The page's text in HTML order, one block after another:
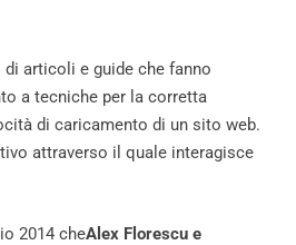
articoli e guide che fanno
a tecniche per la corretta
di caricamento di un sito web.
attraverso il quale interagisce
2014 cheAlex Florescu e